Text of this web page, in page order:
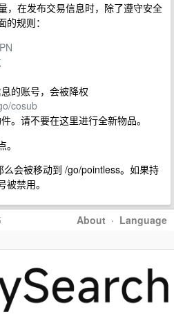
，在发布交易信息时，除了遵守安全
规则：
的账号，会被降权
cosub
。请不要在这里进行全新物品。
会被移动到 /go/pointless。如果持
禁用。
About · Language